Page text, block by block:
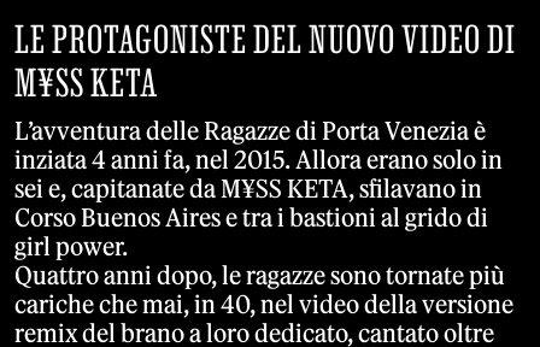
LE PROTAGONISTE DEL NUOVO VIDEO DI
M¥SS KETA
L’avventura delle Ragazze di Porta Venezia è
inziata 4 anni fa, nel 2015. Allora erano solo in
sei e, capitanate da M¥SS KETA, sfilavano in
Corso Buenos Aires e tra i bastioni al grido di
girl power.
Quattro anni dopo, le ragazze sono tornate più
cariche che mai, in 40, nel video della versione
remix del brano a loro dedicato, cantato oltre